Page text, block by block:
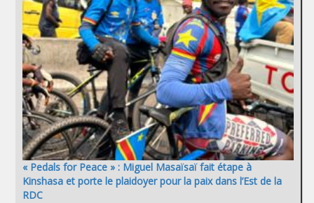
« Pedals for Peace » : Miguel Masaïsaï fait étape à
Kinshasa et porte le plaidoyer pour la paix dans l’Est de la
RDC